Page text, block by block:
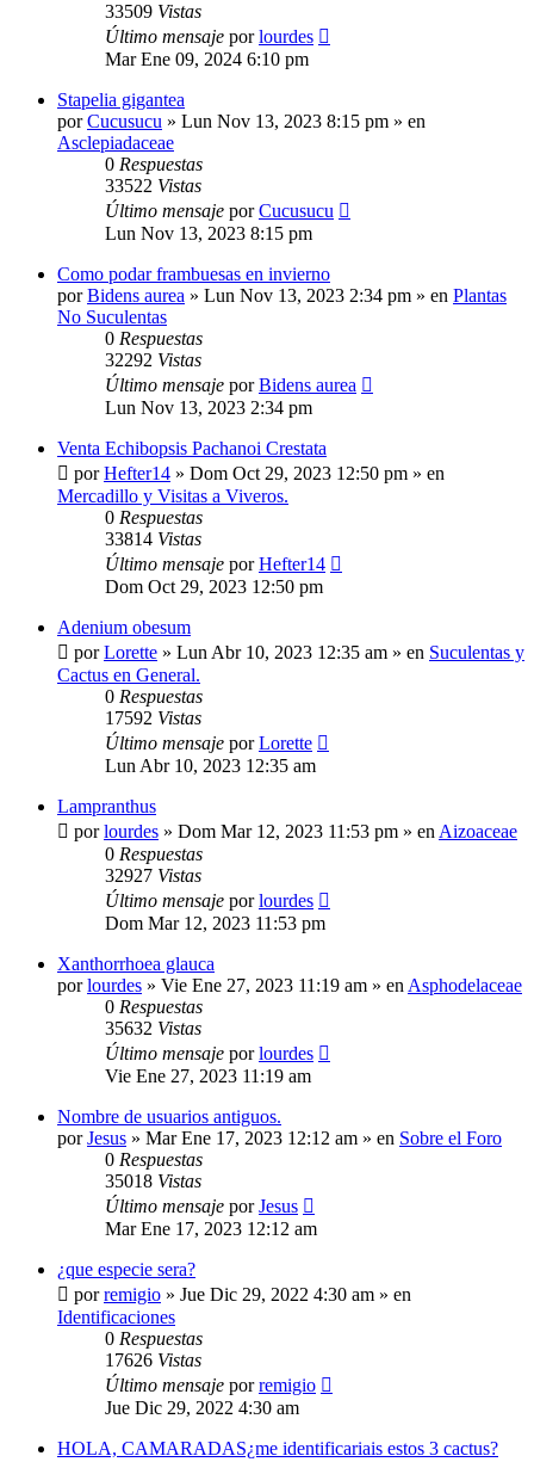
33509 Vistas
Último mensaje porlourdes
Mar Ene 09, 2024 6:10 pm
Stapelia gigantea
porCucusucu » Lun Nov 13, 2023 8:15 pm » en
Asclepiadaceae
0 Respuestas
33522 Vistas
Último mensaje porCucusucu
Lun Nov 13, 2023 8:15 pm
Como podar frambuesas en invierno
porBidens aurea » Lun Nov 13, 2023 2:34 pm » en Plantas
No Suculentas
0 Respuestas
32292 Vistas
Último mensaje porBidens aurea
Lun Nov 13, 2023 2:34 pm
Venta Echibopsis Pachanoi Crestata
porHefter14 » Dom Oct 29, 2023 12:50 pm » en
Mercadillo y Visitas a Viveros.
0 Respuestas
33814 Vistas
Último mensaje porHefter14
Dom Oct 29, 2023 12:50 pm
Adenium obesum
porLorette » Lun Abr 10, 2023 12:35 am » en Suculentas y
Cactus en General.
0 Respuestas
17592 Vistas
Último mensaje porLorette
Lun Abr 10, 2023 12:35 am
Lampranthus
porlourdes » Dom Mar 12, 2023 11:53 pm » en Aizoaceae
0 Respuestas
32927 Vistas
Último mensaje porlourdes
Dom Mar 12, 2023 11:53 pm
Xanthorrhoea glauca
porlourdes » Vie Ene 27, 2023 11:19 am » en Asphodelaceae
0 Respuestas
35632 Vistas
Último mensaje porlourdes
Vie Ene 27, 2023 11:19 am
Nombre de usuarios antiguos.
porJesus » Mar Ene 17, 2023 12:12 am » en Sobre el Foro
0 Respuestas
35018 Vistas
Último mensaje porJesus
Mar Ene 17, 2023 12:12 am
¿que especie sera?
porremigio » Jue Dic 29, 2022 4:30 am » en
Identificaciones
0 Respuestas
17626 Vistas
Último mensaje porremigio
Jue Dic 29, 2022 4:30 am
HOLA, CAMARADAS¿me identificariais estos 3 cactus?